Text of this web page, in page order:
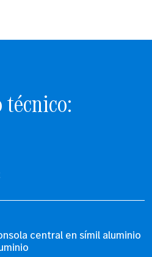
central en símil aluminio